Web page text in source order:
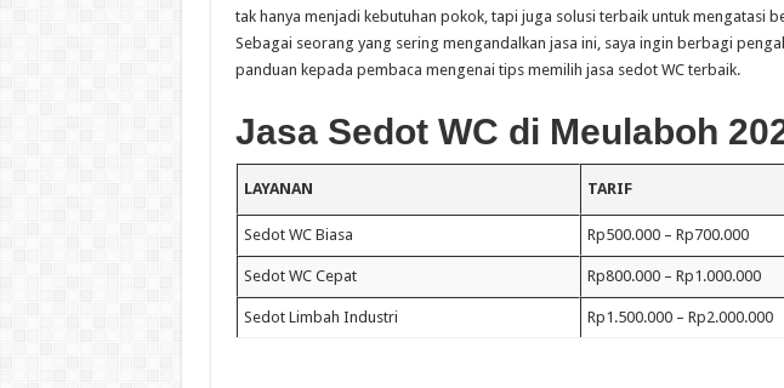
tak hanya menjadi kebutuhan pokok, tapi juga solusi terbaik untuk mengatasi
Sebagai seorang yang sering mengandalkan jasa ini, saya ingin berbagi
panduan kepada pembaca mengenai tips memilih jasa sedot WC terbaik.
Jasa Sedot WC di Meulaboh
LAYANAN TARIF
Sedot WC Biasa Rp500.000 – Rp700.000
Sedot WC Cepat Rp800.000 – Rp1.000.000
Sedot Limbah Industri Rp1.500.000 – Rp2.000.000